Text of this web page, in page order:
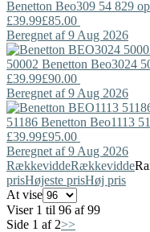
Benetton Beo309 54 829
£39.99£85.00
Beregnet af 9 Aug 2026
50002 Benetton Beo3024
£39.99£90.00
Beregnet af 9 Aug 2026
51186 Benetton Beo1113
£39.99£95.00
Beregnet af 9 Aug 2026
RækkeviddeRækkevidde
prisHøjeste prisHøj pris
At vise
Viser 1 til 96 af 99
Side 1 af 2>>